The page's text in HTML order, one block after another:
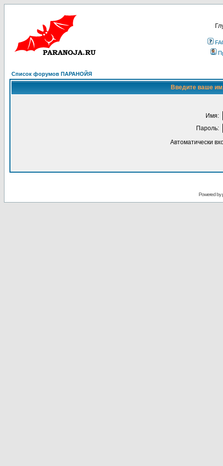
Список форумов ПАРАНОЙЯ
Введите ваше
Имя:
Пароль:
Автоматически
Powered by